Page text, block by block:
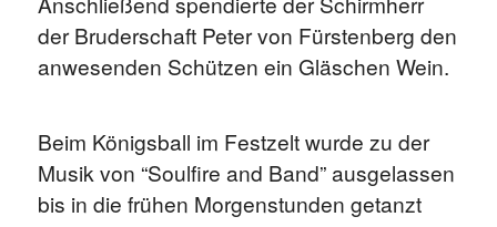
der Bruderschaft Peter von Fürstenberg den
anwesenden Schützen ein Gläschen Wein.
Beim Königsball im Festzelt wurde zu der
Musik von “Soulfire and Band” ausgelassen
bis in die frühen Morgenstunden getanzt